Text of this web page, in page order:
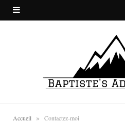
Accueil » Contactez-moi